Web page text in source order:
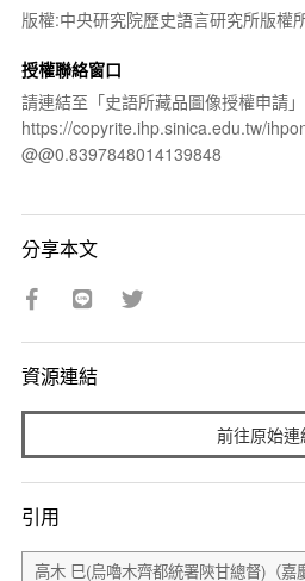
版權:中央研究院歷史語言研究所版權
授權聯絡窗口
請連結至「史語所藏品圖像授權申請
https://copyrite.ihp.sinica.edu.tw/
@@0.8397848014139848
分享本文
資源連結
前往原始連
引用